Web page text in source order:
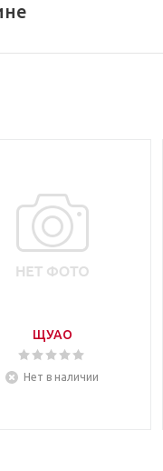
ЩУАО
Нет в наличии